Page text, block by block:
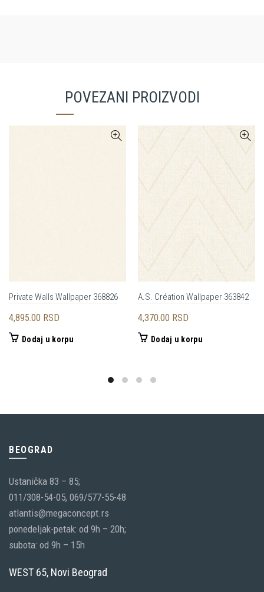
POVEZANI PROIZVODI
Private Walls Wallpaper 368826
4,895.00 RSD
Dodaj u korpu
A.S. Création Wallpaper 363842
4,370.00 RSD
Dodaj u korpu
BEOGRAD
Ustanička 83 – 85;
011/308-54-05, 069/577-55-48
atlantis@megaconcept.rs
ponedeljak-petak: od 9h – 20h;
subota: od 9h – 15h
WEST 65, Novi Beograd